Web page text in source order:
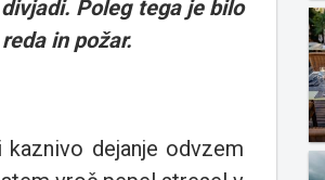
Poleg tega je bilo
in požar.
dejanje odvzem